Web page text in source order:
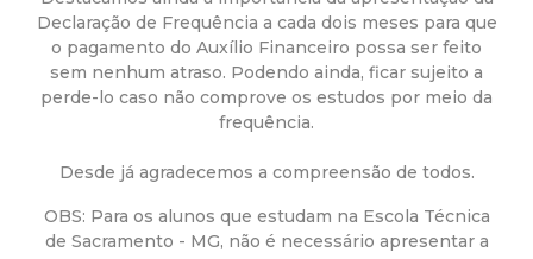
i
c
p
Declaração de Frequência a cada dois meses para que
o pagamento do Auxílio Financeiro possa ser feito
sem nenhum atraso. Podendo ainda, ficar sujeito a
perde-lo caso não comprove os estudos por meio da
frequência.
Desde já agradecemos a compreensão de todos.
OBS: Para os alunos que estudam na Escola Técnica
de Sacramento - MG, não é necessário apresentar a